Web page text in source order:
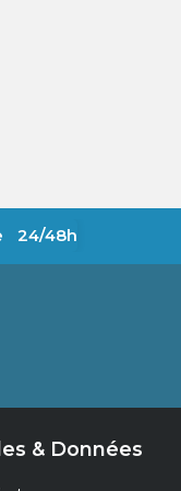
24/48h
& Données